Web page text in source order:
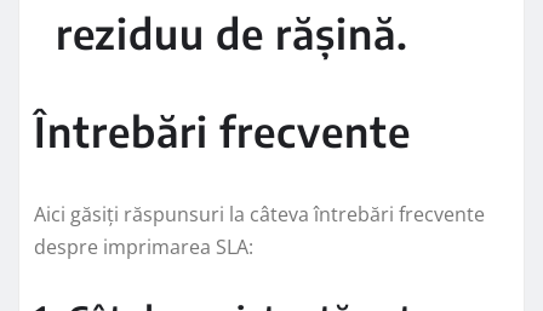
reziduu de rășină.
Întrebări frecvente
Aici găsiți răspunsuri la câteva întrebări frecvente
despre imprimarea SLA: